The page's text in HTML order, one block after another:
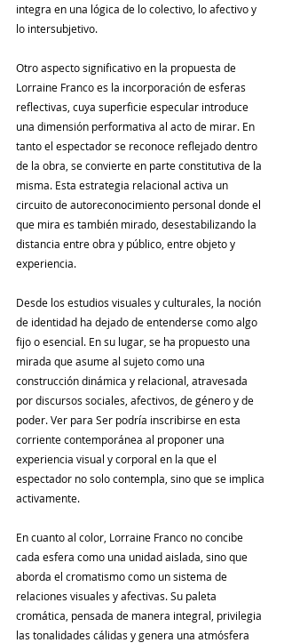
integra en una lógica de lo colectivo, lo afectivo y
lo intersubjetivo.
Otro aspecto significativo en la propuesta de
Lorraine Franco es la incorporación de esferas
reflectivas, cuya superficie especular introduce
una dimensión performativa al acto de mirar. En
tanto el espectador se reconoce reflejado dentro
de la obra, se convierte en parte constitutiva de la
misma. Esta estrategia relacional activa un
circuito de autoreconocimiento personal donde el
que mira es también mirado, desestabilizando la
distancia entre obra y público, entre objeto y
experiencia.
Desde los estudios visuales y culturales, la noción
de identidad ha dejado de entenderse como algo
fijo o esencial. En su lugar, se ha propuesto una
mirada que asume al sujeto como una
construcción dinámica y relacional, atravesada
por discursos sociales, afectivos, de género y de
poder. Ver para Ser podría inscribirse en esta
corriente contemporánea al proponer una
experiencia visual y corporal en la que el
espectador no solo contempla, sino que se implica
activamente.
En cuanto al color, Lorraine Franco no concibe
cada esfera como una unidad aislada, sino que
aborda el cromatismo como un sistema de
relaciones visuales y afectivas. Su paleta
cromática, pensada de manera integral, privilegia
las tonalidades cálidas y genera una atmósfera